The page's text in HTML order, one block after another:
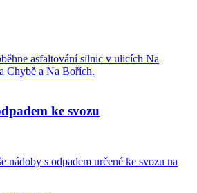
asfaltování silnic v ulicích Na
Chybě a Na Bořích.
ke svozu
nádoby s odpadem určené ke svozu na